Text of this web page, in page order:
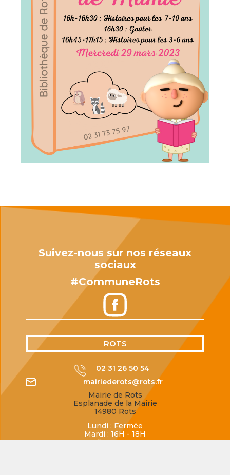
Suivez-nous sur nos réseaux
sociaux
#CommuneRots
ROTS
02 31 26 50 54
mairiederots@rots.fr
Mairie de Rots
Esplanade de la Mairie
14980 Rots
Lundi : Fermée
Mardi : 16H - 18H
Mercredi : 10H30 - 12H30